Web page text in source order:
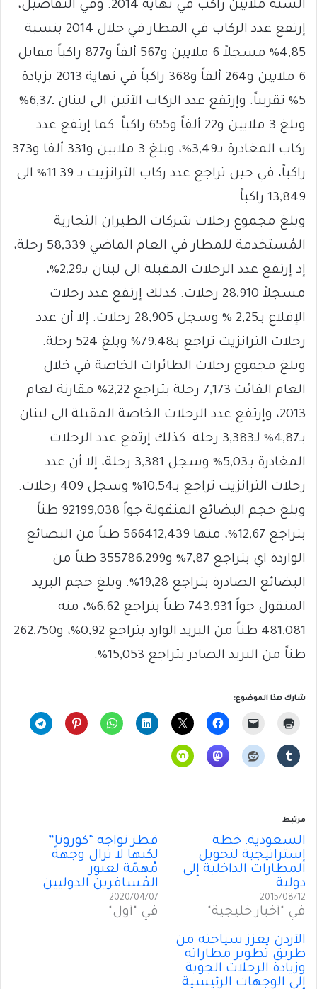
الستة ملايين راكب في نهاية 2014. وفي التفاصيل،
إرتفع عدد الركاب في المطار في خلال 2014 بنسبة
4,85% مسجلاً 6 ملايين و567 ألفاً و877 راكباً مقابل
6 ملايين و264 ألفاً و368 راكباً في نهاية 2013 بزيادة
5% تقريباً. وإرتفع عدد الركاب الآتين الى لبنان ـ6,37%
وبلغ 3 ملايين و22 ألفاً و655 راكباً. كما إرتفع عدد
ركاب المغادرة بـ3,49%، وبلغ 3 ملايين و331 ألفا و373
راكباً، في حين تراجع عدد ركاب الترانزيت بـ 11.39% الى
13,849 راكباً.
وبلغ مجموع رحلات شركات الطيران التجارية
المُستخدمة للمطار في العام الماضي 58,339 رحلة،
إذ إرتفع عدد الرحلات المقبلة الى لبنان بـ2,29%،
مسجلاً 28,910 رحلات. كذلك إرتفع عدد رحلات
الإقلاع بـ2,25 % وسجل 28,905 رحلات. إلا أن عدد
رحلات الترانزيت تراجع بـ79,48% وبلغ 524 رحلة.
وبلغ مجموع رحلات الطائرات الخاصة في خلال
العام الفائت 7,173 رحلة بتراجع 2,22% مقارنة لعام
2013، وإرتفع عدد الرحلات الخاصة المقبلة الى لبنان
بـ4,87% لـ3,383 رحلة. كذلك إرتفع عدد الرحلات
المغادرة بـ5,03% وسجل 3,381 رحلة، إلا أن عدد
رحلات الترانزيت تراجع بـ10,54% وسجل 409 رحلات.
وبلغ حجم البضائع المنقولة جواً 92199,038 طناً
بتراجع 12,67%، منها 566412,439 طناً من البضائع
الواردة اي بتراجع 7,87% و355786,299 طناً من
البضائع الصادرة بتراجع 19,28%. وبلغ حجم البريد
المنقول جواً 743,931 طناً بتراجع 6,62%، منه
481,081 طناً من البريد الوارد بتراجع 0,92%، و262,750
طناً من البريد الصادر بتراجع 15,053%.
شارك هذا الموضوع:
مرتبط
السعودية: خطة
إستراتيجية لتحويل
المطارات الداخلية إلى
دولية
2015/08/12
في "أخبار خليجية"
قطر تواجه “كورونا”
لكنها لا تزال وجهةً
مُهمّة لعبور
المُسافرين الدوليين
2020/04/07
في "أول"
الأردن يُعزز سياحته من
طريق تطوير مطاراته
وزيادة الرحلات الجوية
إلى الوجهات الرئيسية